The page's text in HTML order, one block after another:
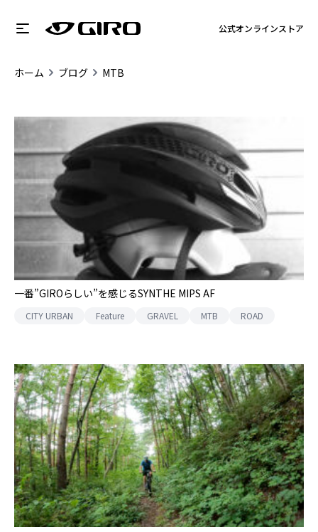
公式オンラインストア
ホーム ブログ MTB
一番”GIROらしい”を感じるSYNTHE MIPS AF
CITY URBAN Feature GRAVEL MTB ROAD